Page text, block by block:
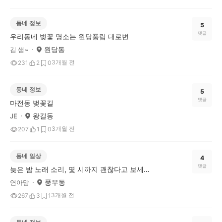
동네 정보
우리동네 벚꽃 명소는 원당풍림 대로변
김 샘~ 원당동
231 2 03개월 전
5
댓글
동네 정보
마전동 벚꽃길
JE 왕길동
207 1 03개월 전
5
댓글
동네 일상
늦은 밤 노래 소리, 몇 시까지 괜찮다고 보세요?
연아맘 풍무동
267 3 1 3개월 전
4
댓글